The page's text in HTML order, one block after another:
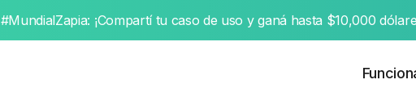
#MundialZapia: ¡Compartí tu caso de uso y ganá hasta $10,000